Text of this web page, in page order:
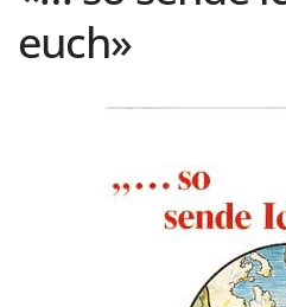
euch»